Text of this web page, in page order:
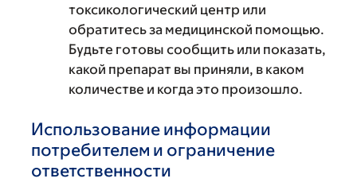
токсикологический центр или
обратитесь за медицинской помощью.
Будьте готовы сообщить или показать,
какой препарат вы приняли, в каком
количестве и когда это произошло.
Использование информации
потребителем и ограничение
ответственности